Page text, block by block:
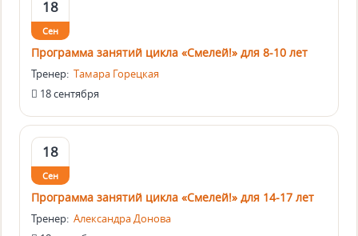
18
Сен
Программа занятий цикла «Смелей!» для 8-10 лет
Тренер: Тамара Горецкая
18 сентября
18
Сен
Программа занятий цикла «Смелей!» для 14-17 лет
Тренер: Александра Донова